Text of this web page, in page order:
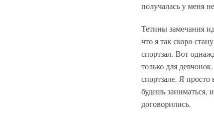
получалась у меня
Тетины замечания
что я так скоро
спортзал. Вот
только для
спортзале. Я
будешь
договорились.